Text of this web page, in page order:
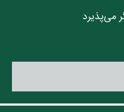
می‌پذیرد